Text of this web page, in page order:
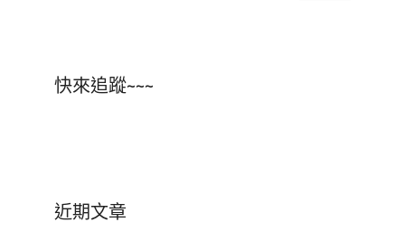
快來追蹤~~~
近期文章